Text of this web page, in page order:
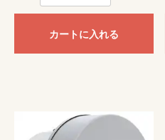
カートに入れる